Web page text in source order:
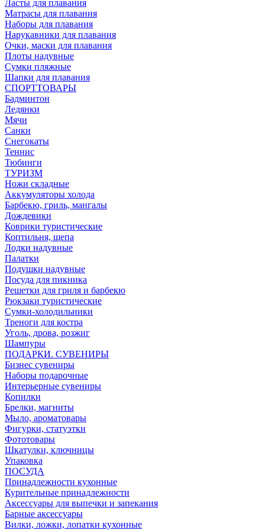
Ласты для плавания
Матрасы для плавания
Наборы для плавания
Нарукавники для плавания
Очки, маски для плавания
Плоты надувные
Сумки пляжные
Шапки для плавания
СПОРТТОВАРЫ
Бадминтон
Ледянки
Мячи
Санки
Снегокаты
Теннис
Тюбинги
ТУРИЗМ
Ножи складные
Аккумуляторы холода
Барбекю, гриль, мангалы
Дождевики
Коврики туристические
Коптильня, щепа
Лодки надувные
Палатки
Подушки надувные
Посуда для пикника
Решетки для гриля и барбекю
Рюкзаки туристические
Сумки-холодильники
Треноги для костра
Уголь, дрова, розжиг
Шампуры
ПОДАРКИ. СУВЕНИРЫ
Бизнес сувениры
Наборы подарочные
Интерьерные сувениры
Копилки
Брелки, магниты
Мыло, ароматовары
Фигурки, статуэтки
Фототовары
Шкатулки, ключницы
Упаковка
ПОСУДА
Принадлежности кухонные
Курительные принадлежности
Аксессуары для выпечки и запекания
Барные аксессуары
Вилки, ложки, лопатки кухонные